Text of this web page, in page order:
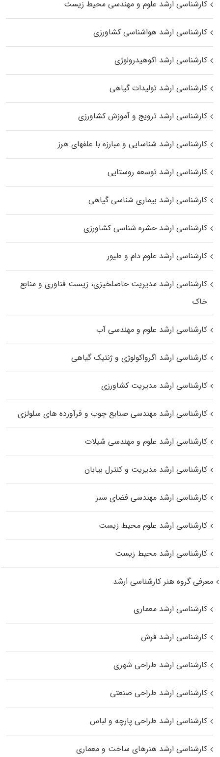
کارشناسی ارشد علوم و مهندسی محیط زیست
کارشناسی ارشد هواشناسی کشاورزی
کارشناسی ارشد اکوهیدرولوژی
کارشناسی ارشد تولیدات گیاهی
کارشناسی ارشد ترویج و آموزش کشاورزی
کارشناسی ارشد شناسایی و مبارزه با علفهای هرز
کارشناسی ارشد توسعه روستایی
کارشناسی ارشد بیماری‌ شناسی گیاهی
کارشناسی ارشد حشره‌ شناسی کشاورزی
کارشناسی ارشد علوم دام و طیور
کارشناسی ارشد مدیریت حاصلخیزی، زیست فناوری و منابع
خاک
کارشناسی ارشد علوم و مهندسی آب
کارشناسی ارشد اگرواکولوژی و ژنتیک گیاهی
کارشناسی ارشد مدیریت کشاورزی
کارشناسی ارشد مهندسی صنایع چوب و فرآورده‌ های سلولزی
کارشناسی ارشد علوم و مهندسی شیلات
کارشناسی ارشد مدیریت و کنترل بیابان
کارشناسی ارشد مهندسی فضای سبز
کارشناسی ارشد علوم محیط‌ زیست
کارشناسی ارشد محیط زیست
معرفی گروه هنر کارشناسی ارشد
کارشناسی ارشد معماری
کارشناسی ارشد فرش
کارشناسی ارشد طراحی شهری
کارشناسی ارشد طراحی صنعتی
کارشناسی ارشد طراحی پارچه و لباس
کارشناسی ارشد هنرهای ساخت و معماری